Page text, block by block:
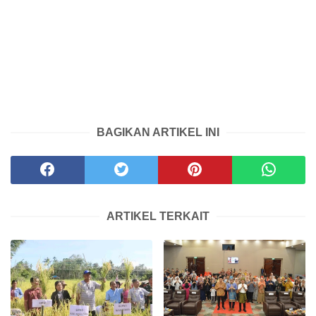
BAGIKAN ARTIKEL INI
ARTIKEL TERKAIT